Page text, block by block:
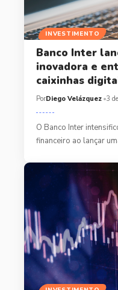
INVESTIMENTO
Banco Inter
inovadora e
caixinhas
PorDiego Velázquez 3
O Banco Inter
financeiro ao lançar